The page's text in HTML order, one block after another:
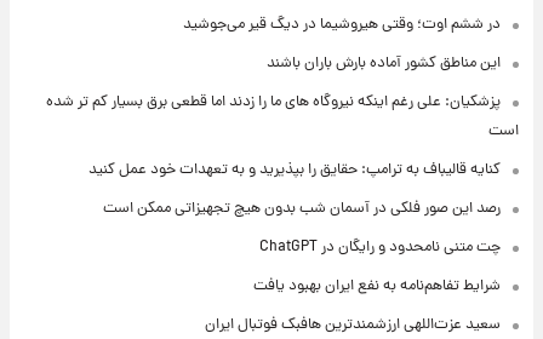
در ششم اوت؛ وقتی هیروشیما در دیگ قیر می‌جوشید
این مناطق کشور آماده بارش باران باشند
پزشکیان: علی رغم اینکه نیروگاه های ما را زدند اما قطعی برق بسیار کم تر شده
است
کنایه قالیباف به ترامپ: حقایق را بپذیرید و به تعهدات خود عمل کنید
رصد این صور فلکی در آسمان شب بدون هیچ تجهیزاتی ممکن است
چت متنی نامحدود و رایگان در ChatGPT
شرایط تفاهم‌نامه به نفع ایران بهبود یافت
سعید عزت‌اللهی ارزشمندترین هافبک فوتبال ایران